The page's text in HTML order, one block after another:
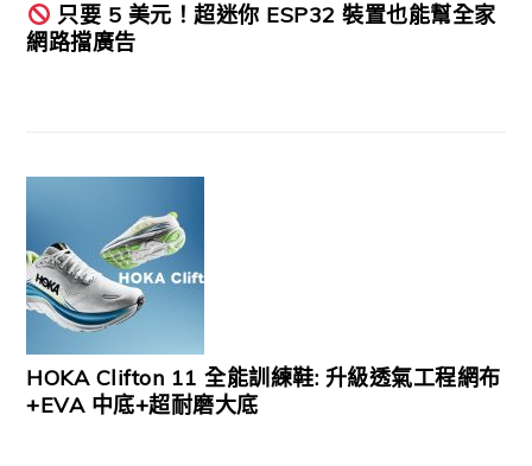
只要 5 美元！超迷你 ESP32 裝置也能幫全家
網路擋廣告
HOKA Clifton 11 全能訓練鞋: 升級透氣工程網布
+EVA 中底+超耐磨大底